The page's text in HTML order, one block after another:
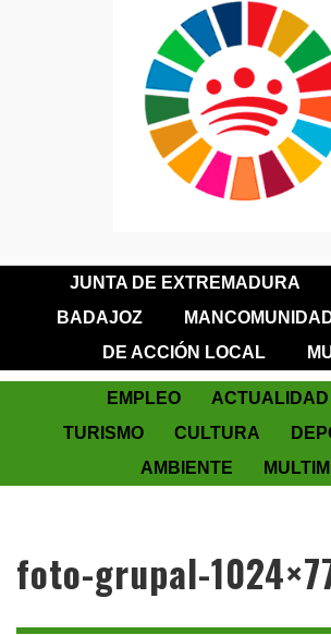
JUNTA DE EXTREMADURA
BADAJOZ
DE ACCIÓN LOCAL
EMPLEO
TURISMO
CULTURA
AMBIENTE
foto-grupal-